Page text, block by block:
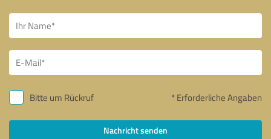
Bitte um Rückruf * Erforderliche Angaben
Nachricht senden